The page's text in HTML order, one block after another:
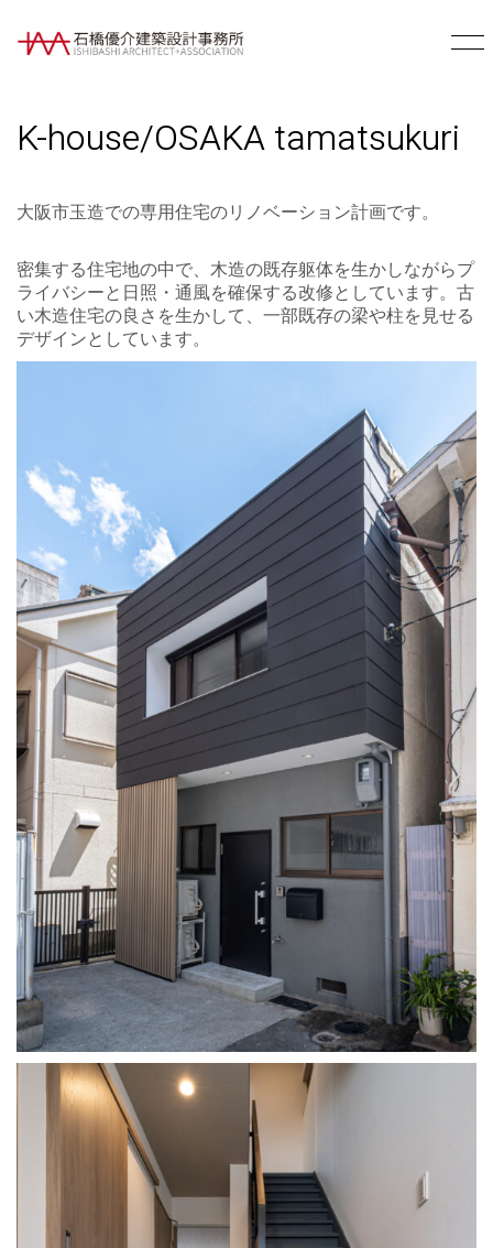
K-house/OSAKA tamatsukuri
大阪市玉造での専用住宅のリノベーション計画です。
密集する住宅地の中で、木造の既存躯体を生かしながらプ
ライバシーと日照・通風を確保する改修としています。古
い木造住宅の良さを生かして、一部既存の梁や柱を見せる
デザインとしています。